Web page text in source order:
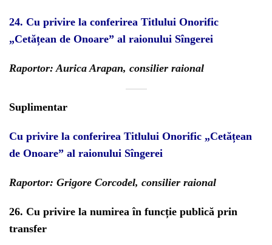
24. Cu privire la conferirea Titlului Onorific
„Cetățean de Onoare” al raionului Sîngerei
Raportor: Aurica Arapan, consilier raional
Suplimentar
Cu privire la conferirea Titlului Onorific „Cetățean
de Onoare” al raionului Sîngerei
Raportor: Grigore Corcodel, consilier raional
26. Cu privire la numirea în funcție publică prin
transfer